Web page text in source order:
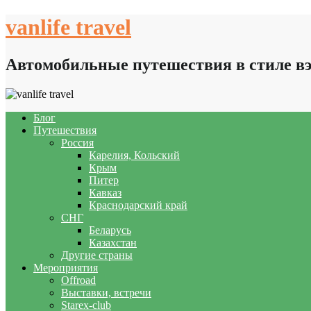
to
vanlife travel
Автомобильные путешествия в стиле
Блог
Путешествия
Россия
Карелия, Кольский
Крым
Питер
Кавказ
Краснодарский край
СНГ
Беларусь
Казахстан
Другие страны
Мероприятия
Offroad
Выставки, встречи
Starex-club